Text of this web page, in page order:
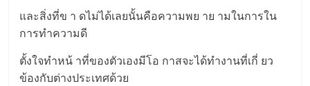
และสิ่งที่ข า ดไม่ได้เลยนั้นคือความพย าย ามในการใน
การทำความดี
ตั้งใจทำหน้ าที่ของตัวเองมีโอ กาสจะได้ทำงานที่เกี่ ยว
ข้องกับต่างประเทศด้วย